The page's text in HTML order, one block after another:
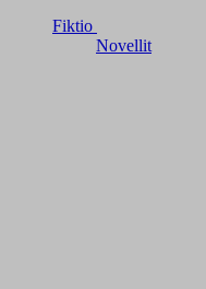
Fiktio
Novellit